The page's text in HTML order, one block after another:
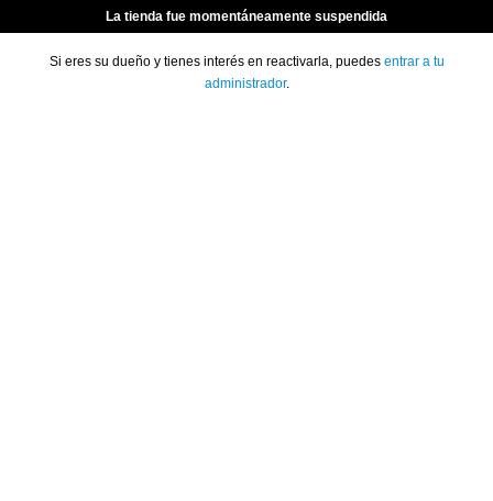
La tienda fue momentáneamente suspendida
Si eres su dueño y tienes interés en reactivarla, puedes entrar a tu
administrador.